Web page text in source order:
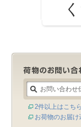
2件以上はこちら
お荷物のお届